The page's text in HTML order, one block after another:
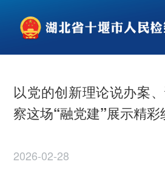
以党的创新理论说办案
察这场“融党建”展示精彩
2026-02-28